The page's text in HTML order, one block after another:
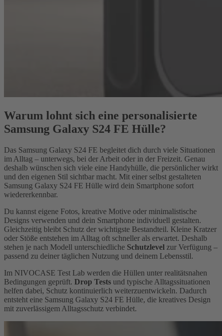
Warum lohnt sich eine personalisierte
Samsung Galaxy S24 FE Hülle?
Das Samsung Galaxy S24 FE begleitet dich durch viele Situationen
im Alltag – unterwegs, bei der Arbeit oder in der Freizeit. Genau
deshalb wünschen sich viele eine Handyhülle, die persönlicher wirkt
und den eigenen Stil sichtbar macht. Mit einer selbst gestalteten
Samsung Galaxy S24 FE Hülle wird dein Smartphone sofort
wiedererkennbar.
Du kannst eigene Fotos, kreative Motive oder minimalistische
Designs verwenden und dein Smartphone individuell gestalten.
Gleichzeitig bleibt Schutz der wichtigste Bestandteil. Kleine Kratzer
oder Stöße entstehen im Alltag oft schneller als erwartet. Deshalb
stehen je nach Modell unterschiedliche Schutzlevel zur Verfügung –
passend zu deiner täglichen Nutzung und deinem Lebensstil.
Im NIVOCASE Test Lab werden die Hüllen unter realitätsnahen
Bedingungen geprüft. Drop Tests und typische Alltagssituationen
helfen dabei, Schutz kontinuierlich weiterzuentwickeln. Dadurch
entsteht eine Samsung Galaxy S24 FE Hülle, die kreatives Design
mit zuverlässigem Alltagsschutz verbindet.